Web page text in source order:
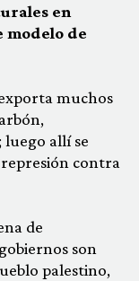
en
modelo de
muchos
luego allí se
contra
de
son
palestino,